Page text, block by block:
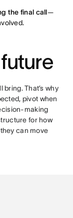
the final call—
bring. That’s why
pivot when
making
for how
can move